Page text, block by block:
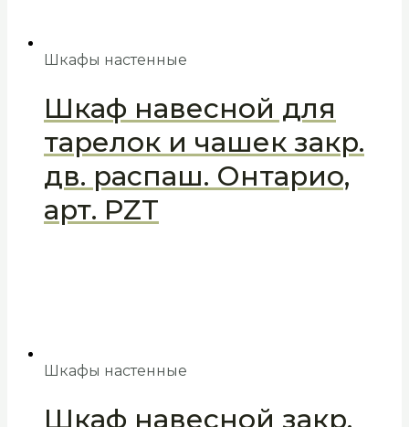
Шкафы настенные
Шкаф навесной для
тарелок и чашек закр.
дв. распаш. Онтарио,
арт. PZT
Шкафы настенные
Шкаф навесной закр.